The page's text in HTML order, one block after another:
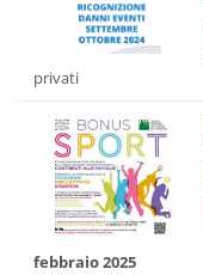
privati
febbraio 2025